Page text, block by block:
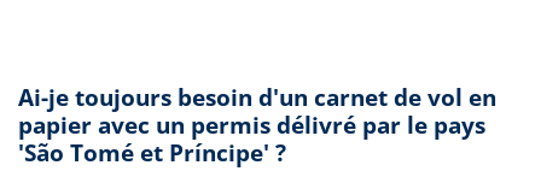
Ai-je toujours besoin d'un carnet de vol en
papier avec un permis délivré par le pays
'São Tomé et Príncipe' ?